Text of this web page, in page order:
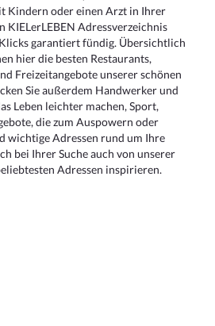
Kindern oder einen Arzt in Ihrer
KIELerLEBEN Adressverzeichnis
garantiert fündig. Übersichtlich
hier die besten Restaurants,
Freizeitangebote unserer schönen
Sie außerdem Handwerker und
Leben leichter machen, Sport,
die zum Auspowern oder
wichtige Adressen rund um Ihre
bei Ihrer Suche auch von unserer
Adressen inspirieren.